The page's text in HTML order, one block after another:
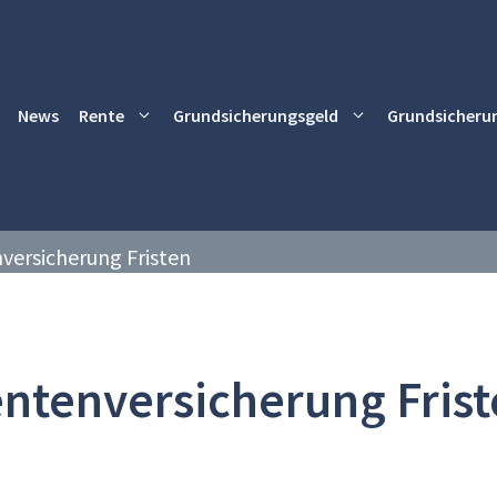
News Rente Grundsicherungsgeld
Fristen